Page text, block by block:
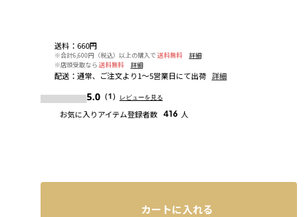
送料： 660円
※合計6,600円（税込）以上の購入で 送料無料
詳細
※店頭受取なら 送料無料 詳細
配送： 通常、ご注文より1～5営業日にて出荷 詳細
5.0（1） レビューを見る
お気に入りアイテム登録者数 416 人
カートに入れる